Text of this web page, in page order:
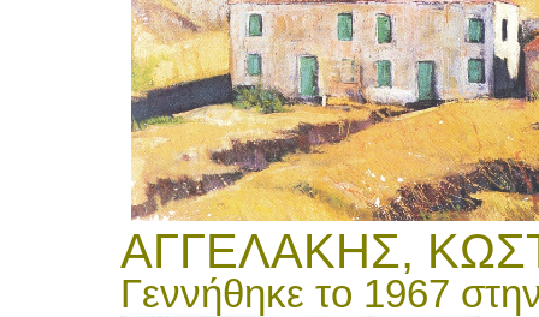
ΑΓΓΕΛΑΚΗΣ,
Γεννήθηκε το 1967